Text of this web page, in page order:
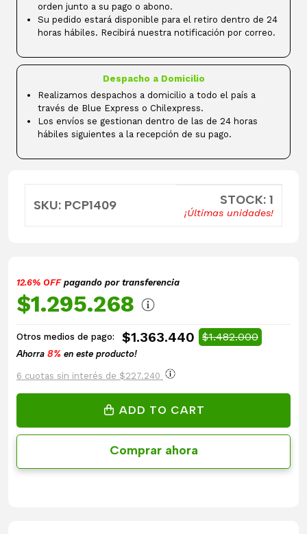
orden junto a su pago o abono.
Su pedido estará disponible para el retiro dentro de 24
horas hábiles. Recibirá nuestra notificación por correo.
Despacho a Domicilio
Realizamos despachos a domicilio a todo el país a
través de Blue Express o Chilexpress.
Los envíos se gestionan dentro de las de 24 horas
hábiles siguientes a la recepción de su pago.
SKU: PCP1409 STOCK: 1
¡Últimas unidades!
12.6% OFFpagando por transferencia
$1.295.268
Otros medios de pago: $1.363.440 $1.482.000
Ahorra 8% en este producto!
6 cuotas sin interés de $227.240
ADD TO CART
Comprar ahora